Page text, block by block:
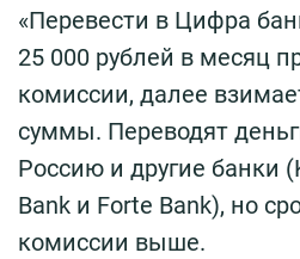
«Перевести в Цифра
25 000 рублей в месяц
комиссии, далее
суммы. Переводят
Россию и другие банки
Bank и Forte Bank), но
комиссии выше.